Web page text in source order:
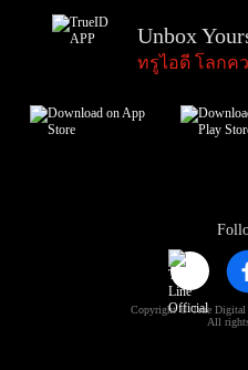
Copyright © True Digital
All
Unbox
ทรูไอดี โลก